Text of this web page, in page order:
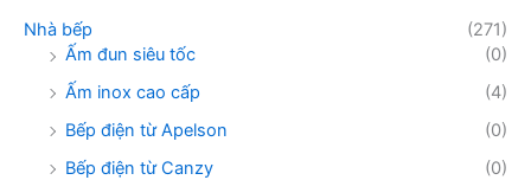
Nhà bếp
(271)
Ấm đun siêu tốc
(0)
Ấm inox cao cấp
(4)
Bếp điện từ Apelson
(0)
Bếp điện từ Canzy
(0)